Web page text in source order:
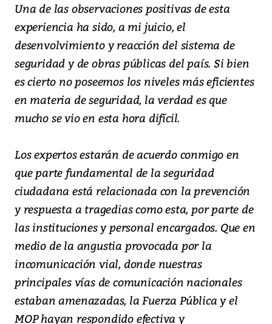
Una de las observaciones positivas de esta
experiencia ha sido, a mi juicio, el
desenvolvimiento y reacción del sistema de
seguridad y de obras públicas del país. Si bien
es cierto no poseemos los niveles más eficientes
en materia de seguridad, la verdad es que
mucho se vio en esta hora difícil.
Los expertos estarán de acuerdo conmigo en
que parte fundamental de la seguridad
ciudadana está relacionada con la prevención
y respuesta a tragedias como esta, por parte de
las instituciones y personal encargados. Que en
medio de la angustia provocada por la
incomunicación vial, donde nuestras
principales vías de comunicación nacionales
estaban amenazadas, la Fuerza Pública y el
MOP hayan respondido efectiva y